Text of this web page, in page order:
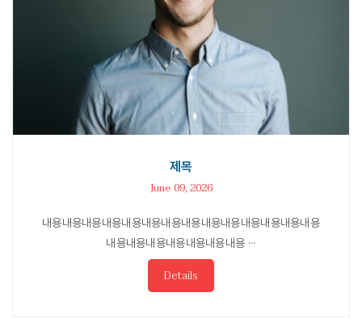
제목
June 09, 2026
내용내용내용내용내용내용내용내용내용내용내용내용내용내용
내용내용내용내용내용내용내용 ···
Details